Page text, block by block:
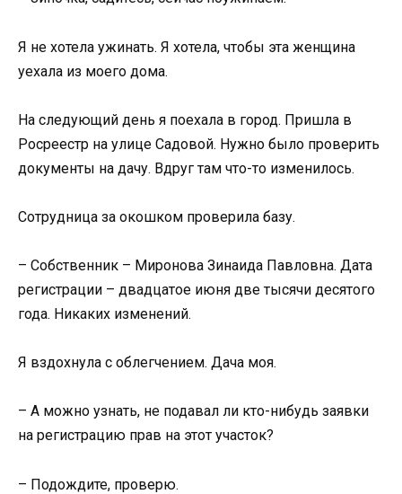
Я не хотела ужинать. Я хотела, чтобы эта женщина
уехала из моего дома.
На следующий день я поехала в город. Пришла в
Росреестр на улице Садовой. Нужно было проверить
документы на дачу. Вдруг там что-то изменилось.
Сотрудница за окошком проверила базу.
– Собственник – Миронова Зинаида Павловна. Дата
регистрации – двадцатое июня две тысячи десятого
года. Никаких изменений.
Я вздохнула с облегчением. Дача моя.
– А можно узнать, не подавал ли кто-нибудь заявки
на регистрацию прав на этот участок?
– Подождите, проверю.